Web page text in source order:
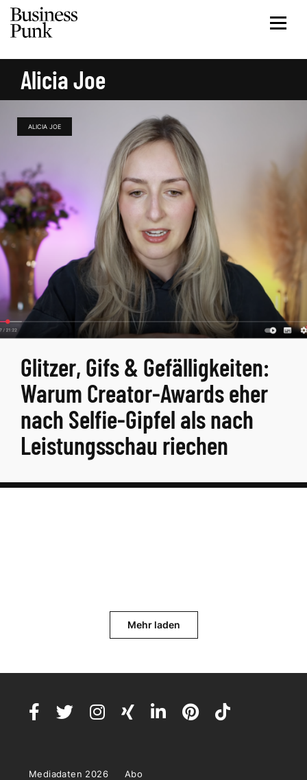
Alicia Joe
ALICIA JOE
Glitzer, Gifs & Gefälligkeiten:
Warum Creator-Awards eher
nach Selfie-Gipfel als nach
Leistungsschau riechen
Mehr laden
Mediadaten 2026 Abo